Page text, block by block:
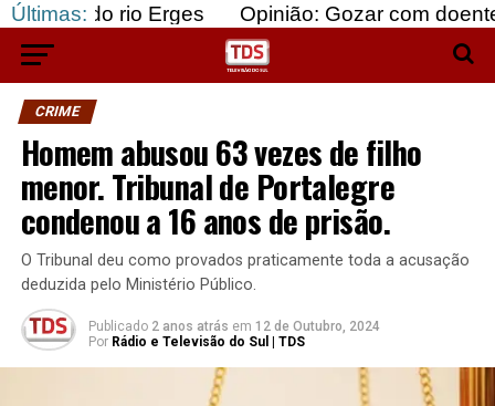
Últimas:
Erges Opinião: Gozar com doentes e
CRIME
Homem abusou 63 vezes de filho
menor. Tribunal de Portalegre
condenou a 16 anos de prisão.
O Tribunal deu como provados praticamente toda a acusação
deduzida pelo Ministério Público.
Publicado 2 anos atrás em 12 de Outubro, 2024
Por Rádio e Televisão do Sul | TDS